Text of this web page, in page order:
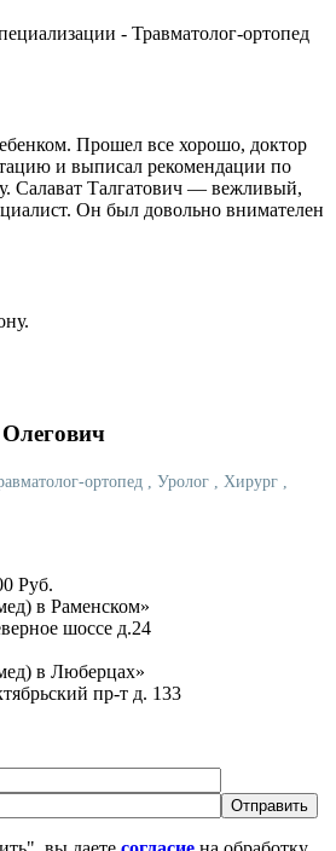
- Травматолог-ортопед
Прошел все хорошо, доктор
и выписал рекомендации по
Салават Талгатович — вежливый,
Он был довольно внимателен
ортопед , Уролог , Хирург
Руб.
в Раменском»
шоссе д.24
в Люберцах»
пр-т д. 133